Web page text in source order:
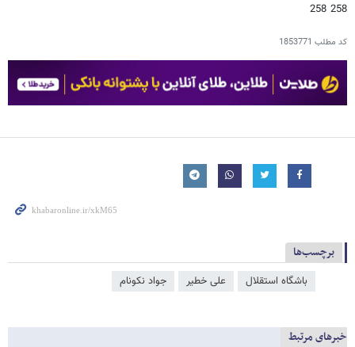
258 258
کد مطلب 1853771
برچسب‌ها
باشگاه استقلال علی خطیر جواد نکونام
خبرهای مرتبط